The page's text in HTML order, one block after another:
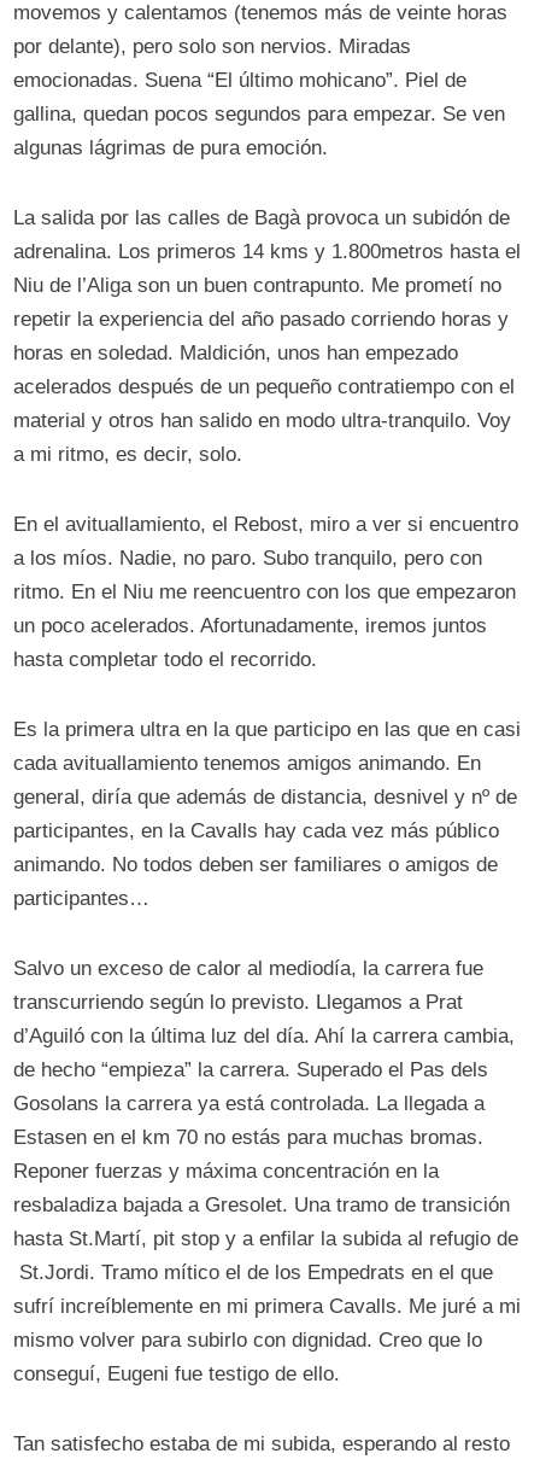
movemos y calentamos (tenemos más de veinte horas
por delante), pero solo son nervios. Miradas
emocionadas. Suena “El último mohicano”. Piel de
gallina, quedan pocos segundos para empezar. Se ven
algunas lágrimas de pura emoción.
La salida por las calles de Bagà provoca un subidón de
adrenalina. Los primeros 14 kms y 1.800metros hasta el
Niu de l’Aliga son un buen contrapunto. Me prometí no
repetir la experiencia del año pasado corriendo horas y
horas en soledad. Maldición, unos han empezado
acelerados después de un pequeño contratiempo con el
material y otros han salido en modo ultra-tranquilo. Voy
a mi ritmo, es decir, solo.
En el avituallamiento, el Rebost, miro a ver si encuentro
a los míos. Nadie, no paro. Subo tranquilo, pero con
ritmo. En el Niu me reencuentro con los que empezaron
un poco acelerados. Afortunadamente, iremos juntos
hasta completar todo el recorrido.
Es la primera ultra en la que participo en las que en casi
cada avituallamiento tenemos amigos animando. En
general, diría que además de distancia, desnivel y nº de
participantes, en la Cavalls hay cada vez más público
animando. No todos deben ser familiares o amigos de
participantes…
Salvo un exceso de calor al mediodía, la carrera fue
transcurriendo según lo previsto. Llegamos a Prat
d’Aguiló con la última luz del día. Ahí la carrera cambia,
de hecho “empieza” la carrera. Superado el Pas dels
Gosolans la carrera ya está controlada. La llegada a
Estasen en el km 70 no estás para muchas bromas.
Reponer fuerzas y máxima concentración en la
resbaladiza bajada a Gresolet. Una tramo de transición
hasta St.Martí, pit stop y a enfilar la subida al refugio de
St.Jordi. Tramo mítico el de los Empedrats en el que
sufrí increíblemente en mi primera Cavalls. Me juré a mi
mismo volver para subirlo con dignidad. Creo que lo
conseguí, Eugeni fue testigo de ello.
Tan satisfecho estaba de mi subida, esperando al resto